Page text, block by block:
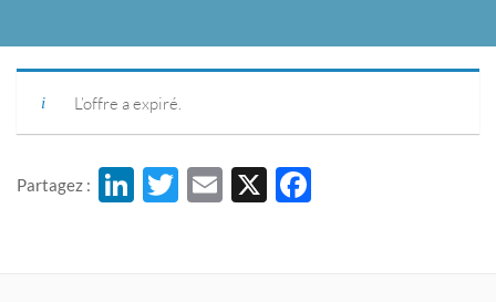
L’offre a expiré.
Partagez :
Li T
E
X